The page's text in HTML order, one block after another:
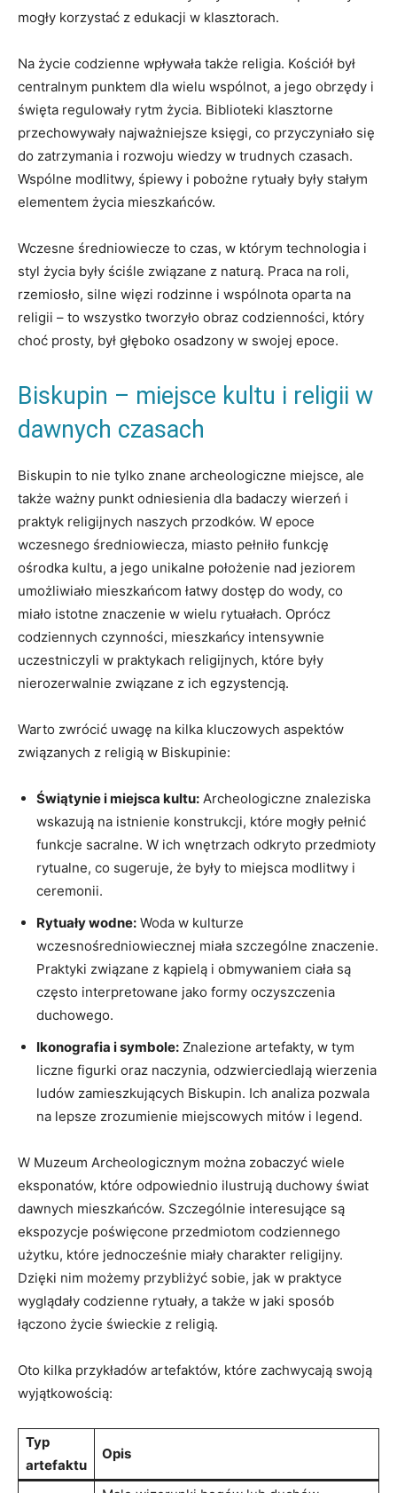
mogły korzystać z edukacji w ⁤klasztorach.
Na życie codzienne‌ wpływała także religia. Kościół był
centralnym punktem dla wielu wspólnot,⁢ a jego obrzędy i
święta regulowały rytm życia. Biblioteki klasztorne
przechowywały najważniejsze księgi, co przyczyniało się
do ​zatrzymania i ‌rozwoju wiedzy w trudnych czasach.
Wspólne modlitwy, śpiewy i pobożne rytuały były stałym
elementem ‍życia mieszkańców.
Wczesne średniowiecze to czas, w ⁤którym technologia i
styl życia ⁤były ściśle związane z naturą. Praca‌ na roli,
rzemiosło, silne więzi ⁢rodzinne i wspólnota oparta na
religii – to wszystko ⁣tworzyło obraz codzienności, który
choć prosty, był głęboko osadzony w swojej epoce.
Biskupin⁣ – miejsce kultu i religii w
dawnych ​czasach
Biskupin⁤ to nie tylko znane archeologiczne miejsce, ale
także ważny punkt odniesienia dla ⁣badaczy wierzeń i
‍praktyk ⁤religijnych naszych przodków.‌ W epoce
wczesnego średniowiecza, miasto pełniło ‍funkcję
ośrodka kultu, a ‌jego unikalne położenie‌ nad jeziorem
umożliwiało mieszkańcom łatwy dostęp do wody, co
miało istotne znaczenie w wielu rytuałach. Oprócz
‌codziennych czynności, mieszkańcy intensywnie
uczestniczyli w praktykach religijnych, ‍które były
nierozerwalnie związane⁤ z ‍ich egzystencją.
Warto‍ zwrócić⁢ uwagę na kilka kluczowych aspektów
związanych z religią w Biskupinie:
Świątynie i miejsca kultu: Archeologiczne znaleziska
wskazują na ‍istnienie konstrukcji, które mogły pełnić
funkcje sacralne. W ich wnętrzach ​odkryto przedmioty
rytualne, co sugeruje, że były to miejsca modlitwy i
ceremonii.
Rytuały wodne: Woda w kulturze
wczesnośredniowiecznej miała szczególne⁢ znaczenie.
Praktyki związane z kąpielą i obmywaniem ciała są
często ​interpretowane jako formy oczyszczenia
duchowego.
Ikonografia i ⁤symbole: Znalezione ⁢artefakty, w tym
liczne figurki oraz⁣ naczynia, odzwierciedlają wierzenia
ludów zamieszkujących Biskupin. Ich ‌analiza pozwala
na⁣ lepsze zrozumienie miejscowych mitów i legend.
W Muzeum ‍Archeologicznym można zobaczyć wiele
eksponatów, które odpowiednio ilustrują ‌duchowy świat
dawnych‌ mieszkańców. Szczególnie interesujące​ są
ekspozycje poświęcone⁢ przedmiotom codziennego
użytku, które ⁤jednocześnie miały ​charakter religijny.
Dzięki nim możemy przybliżyć sobie, jak w praktyce
wyglądały codzienne rytuały, a także w jaki sposób
łączono życie‌ świeckie z religią.
Oto‌ kilka ⁤przykładów artefaktów, które zachwycają swoją
wyjątkowością:
Typ
artefaktu
Opis